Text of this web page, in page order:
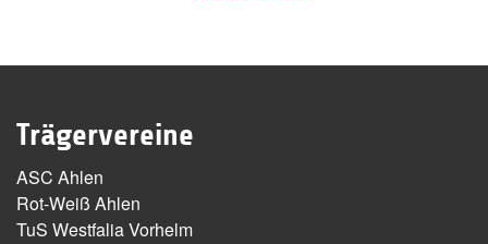
Trägervereine
ASC Ahlen
Rot-Weiß Ahlen
TuS Westfalia Vorhelm